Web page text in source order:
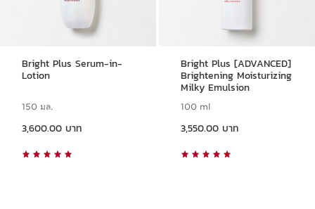
Bright Plus Serum-in-
Lotion
150 มล.
3,600.00 บาท
Bright Plus [ADVANCED]
Brightening Moisturizing
Milky Emulsion
100 ml
3,550.00 บาท